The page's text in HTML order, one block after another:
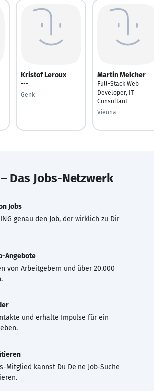
Kristof Leroux
---
Genk
Martin Melcher
Full-Stack Web
Developer, IT
Consultant
Vienna
– Das Jobs-Netzwerk
Jobs
genau den Job, der wirklich zu Dir
Angebote
von Arbeitgebern und über 20.000
und erhalte Impulse für ein
Mitglied kannst Du Deine Job-Suche